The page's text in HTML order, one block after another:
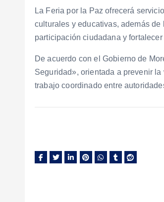
La Feria por la Paz ofrecerá
culturales y educativas, además
participación ciudadana y
De acuerdo con el Gobierno de
Seguridad», orientada a prevenir
trabajo coordinado entre